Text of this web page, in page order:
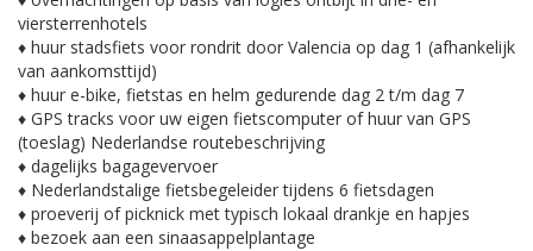
viersterrenhotels
♦ huur stadsfiets voor rondrit door Valencia op dag 1 (afhankelijk
van aankomsttijd)
♦ huur e-bike, fietstas en helm gedurende dag 2 t/m dag 7
♦ GPS tracks voor uw eigen fietscomputer of huur van GPS
(toeslag) Nederlandse routebeschrijving
♦ dagelijks bagagevervoer
♦ Nederlandstalige fietsbegeleider tijdens 6 fietsdagen
♦ proeverij of picknick met typisch lokaal drankje en hapjes
♦ bezoek aan een sinaasappelplantage